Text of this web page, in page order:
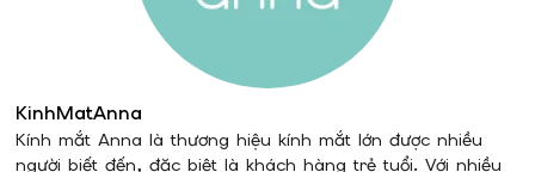
KinhMatAnna
Kính mắt Anna là thương hiệu kính mắt lớn được nhiều
người biết đến, đặc biệt là khách hàng trẻ tuổi. Với nhiều